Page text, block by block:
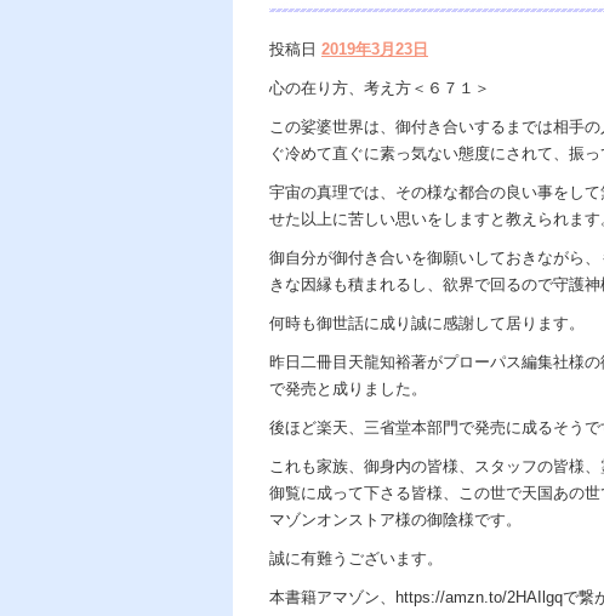
dahlia、スピリチュアル
投稿日 2019年3月23日
心の在り方、考え方＜６７１＞
この娑婆世界は、御付き合いするまでは相手
ぐ冷めて直ぐに素っ気ない態度にされて、振
宇宙の真理では、その様な都合の良い事をし
せた以上に苦しい思いをしますと教えられます
御自分が御付き合いを御願いしておきながら
きな因縁も積まれるし、欲界で回るので守護
何時も御世話に成り誠に感謝して居ります。
昨日二冊目天龍知裕著がプローパス編集社
で発売と成りました。
後ほど楽天、三省堂本部門で発売に成るそうで
これも家族、御身内の皆様、スタッフの皆
御覧に成って下さる皆様、この世で天国あの
マゾンオンストア様の御陰様です。
誠に有難うございます。
本書籍アマゾン、https://amzn.to/2HAIlgqで繋